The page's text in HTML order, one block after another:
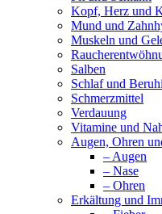
Kopf, Herz und
Mund und
Muskeln und
Salben
Schlaf und
Schmerzmittel
Verdauung
Vitamine und
Augen, Ohren
– Augen
– Nase
– Ohren
Erkältung und